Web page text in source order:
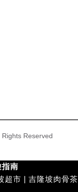
Reserved
南
超市 吉隆坡肉骨茶